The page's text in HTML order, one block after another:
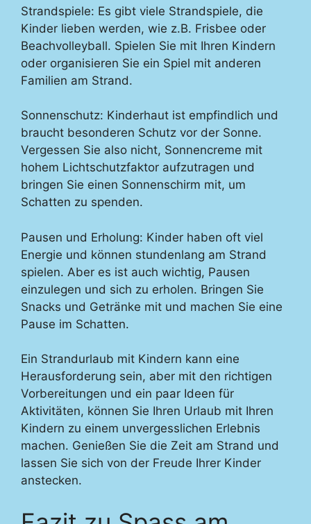
Strandspiele: Es gibt viele Strandspiele, die
Kinder lieben werden, wie z.B. Frisbee oder
Beachvolleyball. Spielen Sie mit Ihren Kindern
oder organisieren Sie ein Spiel mit anderen
Familien am Strand.
Sonnenschutz: Kinderhaut ist empfindlich und
braucht besonderen Schutz vor der Sonne.
Vergessen Sie also nicht, Sonnencreme mit
hohem Lichtschutzfaktor aufzutragen und
bringen Sie einen Sonnenschirm mit, um
Schatten zu spenden.
Pausen und Erholung: Kinder haben oft viel
Energie und können stundenlang am Strand
spielen. Aber es ist auch wichtig, Pausen
einzulegen und sich zu erholen. Bringen Sie
Snacks und Getränke mit und machen Sie eine
Pause im Schatten.
Ein Strandurlaub mit Kindern kann eine
Herausforderung sein, aber mit den richtigen
Vorbereitungen und ein paar Ideen für
Aktivitäten, können Sie Ihren Urlaub mit Ihren
Kindern zu einem unvergesslichen Erlebnis
machen. Genießen Sie die Zeit am Strand und
lassen Sie sich von der Freude Ihrer Kinder
anstecken.